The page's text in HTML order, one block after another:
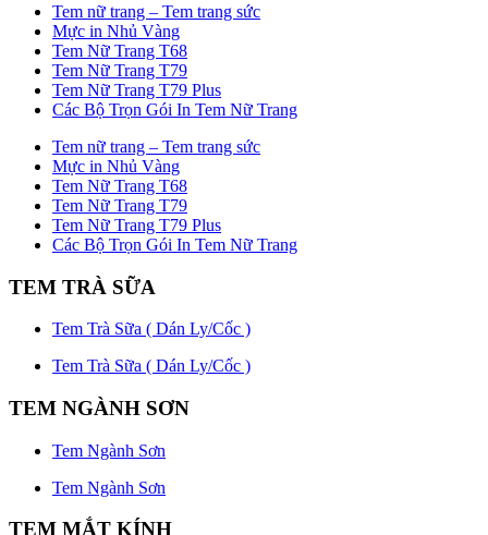
Tem nữ trang – Tem trang sức
Mực in Nhủ Vàng
Tem Nữ Trang T68
Tem Nữ Trang T79
Tem Nữ Trang T79 Plus
Các Bộ Trọn Gói In Tem Nữ Trang
Tem nữ trang – Tem trang sức
Mực in Nhủ Vàng
Tem Nữ Trang T68
Tem Nữ Trang T79
Tem Nữ Trang T79 Plus
Các Bộ Trọn Gói In Tem Nữ Trang
TEM TRÀ SỮA
Tem Trà Sữa ( Dán Ly/Cốc )
Tem Trà Sữa ( Dán Ly/Cốc )
TEM NGÀNH SƠN
Tem Ngành Sơn
Tem Ngành Sơn
TEM MẮT KÍNH